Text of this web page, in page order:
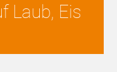
Laub, Eis